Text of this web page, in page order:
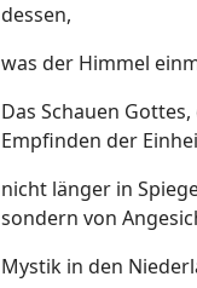
dessen,
was der Himmel
Das Schauen
Empfinden der
nicht länger in
sondern von
Mystik in den